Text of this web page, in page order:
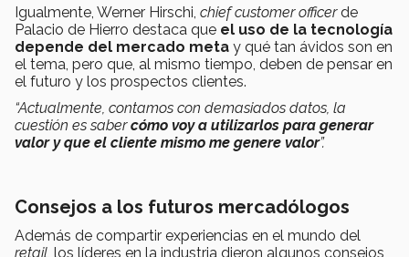
Igualmente, Werner Hirschi, chief customer officerde
Palacio de Hierro destaca que el uso de la tecnología
depende del mercado meta y qué tan ávidos son en
el tema, pero que, al mismo tiempo, deben de pensar en
el futuro y los prospectos clientes.
“Actualmente, contamos con demasiados datos, la
cuestión es sabercómo voy a utilizarlos para generar
valor y que el cliente mismo me genere valor”.
Consejos a los futuros mercadólogos
Además de compartir experiencias en el mundo del
retail, los líderes en la industria dieron algunos consejos